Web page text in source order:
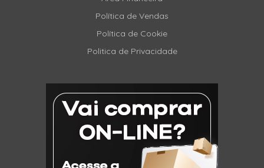
Política de Vendas
Política de Cookie
Politica de Privacidade